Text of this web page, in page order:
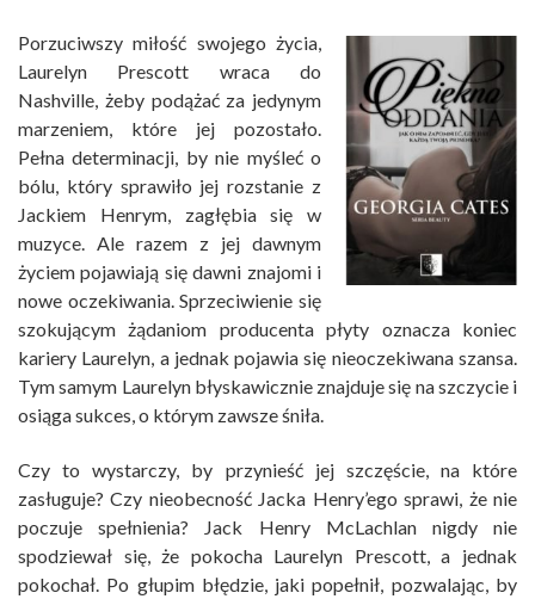
Porzuciwszy miłość swojego życia,
Laurelyn Prescott wraca do
Nashville, żeby podążać za jedynym
marzeniem, które jej pozostało.
Pełna determinacji, by nie myśleć o
bólu, który sprawiło jej rozstanie z
Jackiem Henrym, zagłębia się w
muzyce. Ale razem z jej dawnym
życiem pojawiają się dawni znajomi i
nowe oczekiwania. Sprzeciwienie się
szokującym żądaniom producenta płyty oznacza koniec
kariery Laurelyn, a jednak pojawia się nieoczekiwana szansa.
Tym samym Laurelyn błyskawicznie znajduje się na szczycie i
osiąga sukces, o którym zawsze śniła.
Czy to wystarczy, by przynieść jej szczęście, na które
zasługuje? Czy nieobecność Jacka Henry’ego sprawi, że nie
poczuje spełnienia? Jack Henry McLachlan nigdy nie
spodziewał się, że pokocha Laurelyn Prescott, a jednak
pokochał. Po głupim błędzie, jaki popełnił, pozwalając, by